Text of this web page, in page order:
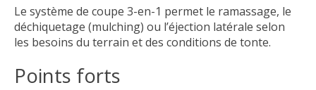
Le système de coupe 3-en-1 permet le ramassage, le
déchiquetage (mulching) ou l’éjection latérale selon
les besoins du terrain et des conditions de tonte.
Points forts